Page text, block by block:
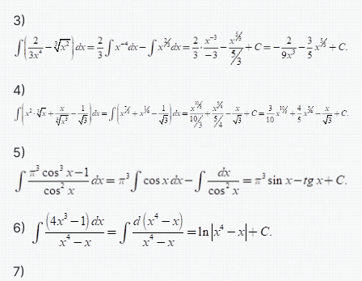
3)
4)
5)
6)
7)